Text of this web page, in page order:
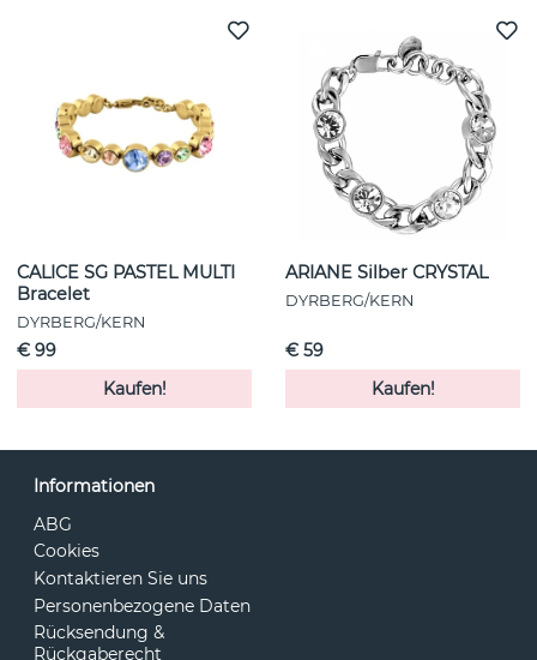
CALICE SG PASTEL MULTI
Bracelet
DYRBERG/KERN
€ 99
Kaufen!
ARIANE Silber CRYSTAL
DYRBERG/KERN
€ 59
Kaufen!
Informationen
ABG
Cookies
Kontaktieren Sie uns
Personenbezogene Daten
Rücksendung &
Rückgaberecht